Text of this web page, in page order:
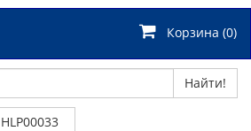
Корзина (0)
Найти!
HLP00033